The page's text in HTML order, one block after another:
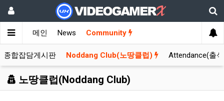
메인 News Community
종합잡담게시판 Noddang Club(노땅클럽) Attendance(출
노땅클럽(Noddang Club)